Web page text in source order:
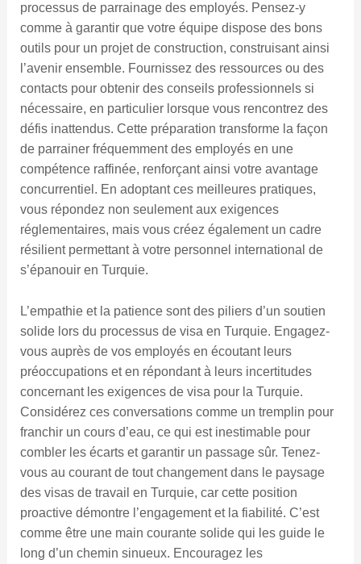
processus de parrainage des employés. Pensez-y
comme à garantir que votre équipe dispose des bons
outils pour un projet de construction, construisant ainsi
l’avenir ensemble. Fournissez des ressources ou des
contacts pour obtenir des conseils professionnels si
nécessaire, en particulier lorsque vous rencontrez des
défis inattendus. Cette préparation transforme la façon
de parrainer fréquemment des employés en une
compétence raffinée, renforçant ainsi votre avantage
concurrentiel. En adoptant ces meilleures pratiques,
vous répondez non seulement aux exigences
réglementaires, mais vous créez également un cadre
résilient permettant à votre personnel international de
s’épanouir en Turquie.
L’empathie et la patience sont des piliers d’un soutien
solide lors du processus de visa en Turquie. Engagez-
vous auprès de vos employés en écoutant leurs
préoccupations et en répondant à leurs incertitudes
concernant les exigences de visa pour la Turquie.
Considérez ces conversations comme un tremplin pour
franchir un cours d’eau, ce qui est inestimable pour
combler les écarts et garantir un passage sûr. Tenez-
vous au courant de tout changement dans le paysage
des visas de travail en Turquie, car cette position
proactive démontre l’engagement et la fiabilité. C’est
comme être une main courante solide qui les guide le
long d’un chemin sinueux. Encouragez les